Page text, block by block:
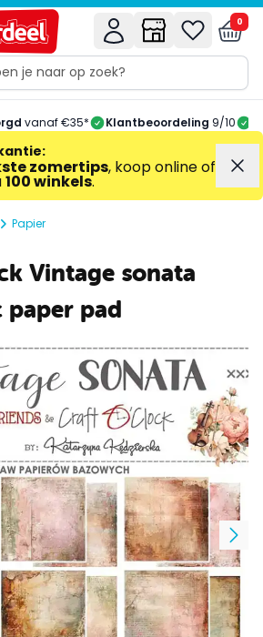
0
vanaf €35* Klantbeoordeling 9/10
:
zomertips, koop online of
100 winkels.
Papier
Vintage sonata
paper pad